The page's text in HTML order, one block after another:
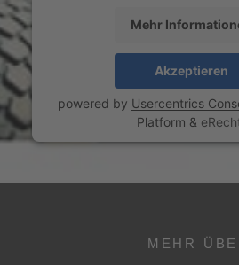
Mehr
Akzeptieren
powered by Usercentrics
Platform &
MEHR